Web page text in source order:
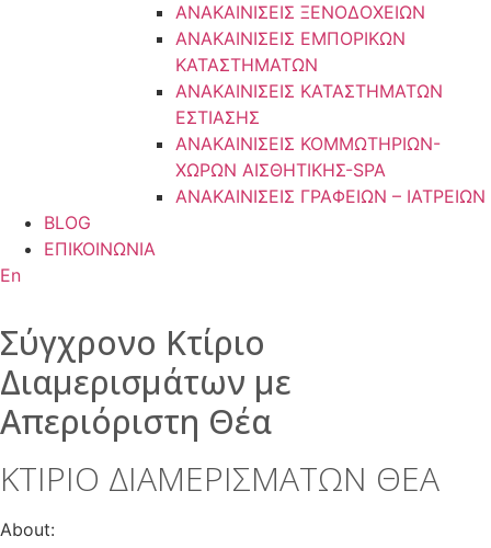
ΑΝΑΚΑΙΝΙΣΕΙΣ ΞΕΝΟΔΟΧΕΙΩΝ
ΑΝΑΚΑΙΝΙΣΕΙΣ ΕΜΠΟΡΙΚΩΝ
ΚΑΤΑΣΤΗΜΑΤΩΝ
ΑΝΑΚΑΙΝΙΣΕΙΣ ΚΑΤΑΣΤΗΜΑΤΩΝ
ΕΣΤΙΑΣΗΣ
ΑΝΑΚΑΙΝΙΣΕΙΣ ΚΟΜΜΩΤΗΡΙΩΝ-
ΧΩΡΩΝ ΑΙΣΘΗΤΙΚΗΣ-SPA
ΑΝΑΚΑΙΝΙΣΕΙΣ ΓΡΑΦΕΙΩΝ – ΙΑΤΡΕΙΩΝ
BLOG
ΕΠΙΚΟΙΝΩΝΙΑ
En
Σύγχρονο Κτίριο
Διαμερισμάτων με
Απεριόριστη Θέα
ΚΤΙΡΙΟ ΔΙΑΜΕΡΙΣΜΑΤΩΝ ΘΕΑ
About: